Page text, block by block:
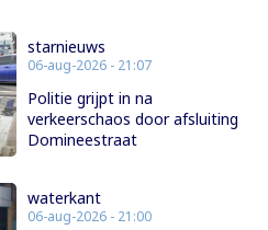
starnieuws
06-aug-2026 - 21:07
Politie grijpt in na
verkeerschaos door afsluiting
Domineestraat
waterkant
06-aug-2026 - 21:00